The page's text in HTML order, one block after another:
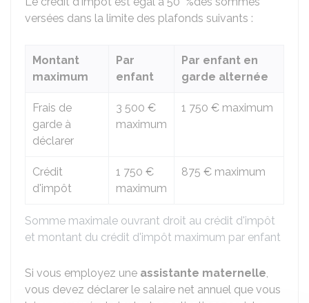
versées dans la limite des plafonds suivants :
Somme maximale ouvrant droit au crédit d'impôt
et montant du crédit d'impôt maximum par enfant
Montant
maximum
Par
enfant
Par enfant en
garde alternée
Frais de
garde à
déclarer
3 500 €
maximum
1 750 € maximum
Crédit
d'impôt
1 750 €
maximum
875 € maximum
Si vous employez une assistante maternelle,
vous devez déclarer le salaire net annuel que vous